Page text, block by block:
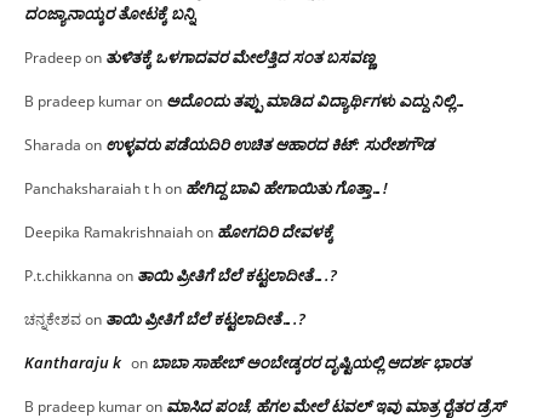
ದಂಜ್ಯಾನಾಯ್ಕರ ತೋಟಕ್ಕೆ ಬನ್ನಿ
Pradeepon ತುಳಿತಕ್ಕೆ ಒಳಗಾದವರ ಮೇಲೆತ್ತಿದ ಸಂತ ಬಸವಣ್ಣ
B pradeep kumaron ಅದೊಂದು ತಪ್ಪು ಮಾಡಿದ ವಿದ್ಯಾರ್ಥಿಗಳು ಎದ್ದು ನಿಲ್ಲಿ…
Sharada on ಉಳ್ಳವರು ಪಡೆಯದಿರಿ ಉಚಿತ ಆಹಾರದ ಕಿಟ್: ಸುರೇಶಗೌಡ
Panchaksharaiah t hon ಹೇಗಿದ್ದ ಬಾವಿ ಹೇಗಾಯಿತು ಗೊತ್ತಾ…!
Deepika Ramakrishnaiahon ಹೋಗದಿರಿ ದೇವಳಕ್ಕೆ
P.t.chikkanna on ತಾಯಿ ಪ್ರೀತಿಗೆ ಬೆಲೆ ಕಟ್ಟಲಾದೀತೆ….?
ಚನ್ನಕೇಶವon ತಾಯಿ ಪ್ರೀತಿಗೆ ಬೆಲೆ ಕಟ್ಟಲಾದೀತೆ….?
Kantharaju k on ಬಾಬಾ ಸಾಹೇಬ್ ಅಂಬೇಡ್ಕರರ ದೃಷ್ಟಿಯಲ್ಲಿ ಆದರ್ಶ ಭಾರತ
B pradeep kumaron ಮಾಸಿದ ಪಂಚೆ, ಹೆಗಲ ಮೇಲೆ ಟವಲ್‌ ಇವು ಮಾತ್ರ ರೈತರ ಡ್ರೆಸ್‌